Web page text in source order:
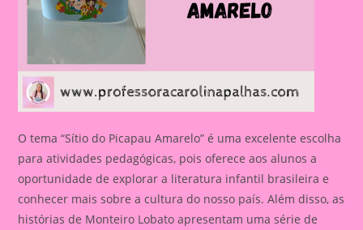
O tema “Sítio do Picapau Amarelo” é uma excelente escolha
para atividades pedagógicas, pois oferece aos alunos a
oportunidade de explorar a literatura infantil brasileira e
conhecer mais sobre a cultura do nosso país. Além disso, as
histórias de Monteiro Lobato apresentam uma série de